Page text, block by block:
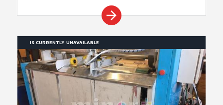
arrow_forward
IS CURRENTLY UNAVAILABLE